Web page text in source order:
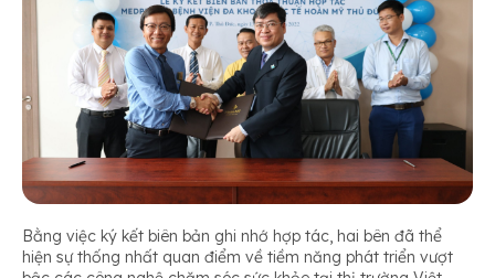
Bằng việc ký kết biên bản ghi nhớ hợp tác, hai bên đã thể
hiện sự thống nhất quan điểm về tiềm năng phát triển vượt